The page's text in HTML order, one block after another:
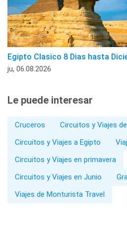
Egipto Clasico 8 Dias hasta
ju, 06.08.2026
Le puede interesar
Cruceros
Circuitos y Viajes
Circuitos y Viajes a Egipto
Circuitos y Viajes en primavera
Circuitos y Viajes en Junio
Viajes de Monturista Travel